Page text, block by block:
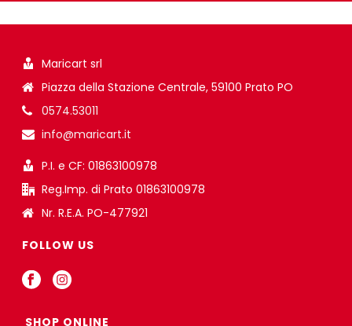
Maricart srl
Piazza della Stazione Centrale, 59100 Prato PO
0574.53011
info@maricart.it
P.I. e CF: 01863100978
Reg.Imp. di Prato 01863100978
Nr. R.E.A. PO-477921
FOLLOW US
SHOP ONLINE